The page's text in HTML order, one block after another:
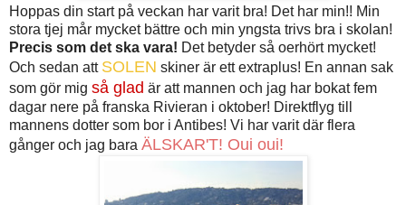
Hoppas din start på veckan har varit bra! Det har min!! Min
stora tjej mår mycket bättre och min yngsta trivs bra i skolan!
Precis som det ska vara! Det betyder så oerhört mycket!
Och sedan att SOLEN skiner är ett extraplus! En annan sak
som gör mig så glad är att mannen och jag har bokat fem
dagar nere på franska Rivieran i oktober! Direktflyg till
mannens dotter som bor i Antibes! Vi har varit där flera
gånger och jag bara ÄLSKAR'T! Oui oui!